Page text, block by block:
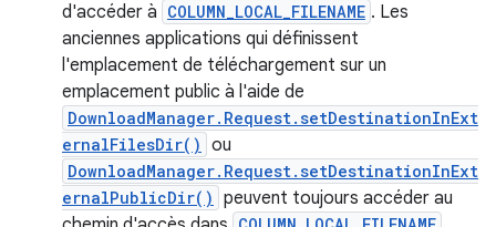
d'accéder à COLUMN_LOCAL_FILENAME . Les
anciennes applications qui définissent
l'emplacement de téléchargement sur un
emplacement public à l'aide de
DownloadManager.Request.setDestinationInExt
ernalFilesDir() ou
DownloadManager.Request.setDestinationInExt
ernalPublicDir() peuvent toujours accéder au